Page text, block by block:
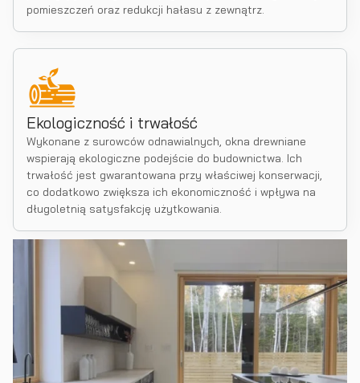
pomieszczeń oraz redukcji hałasu z zewnątrz.
Ekologiczność i trwałość
Wykonane z surowców odnawialnych, okna drewniane
wspierają ekologiczne podejście do budownictwa. Ich
trwałość jest gwarantowana przy właściwej konserwacji,
co dodatkowo zwiększa ich ekonomiczność i wpływa na
długoletnią satysfakcję użytkowania.